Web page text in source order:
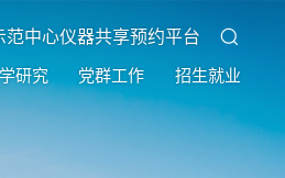
范中心仪器共享预约平台
研究 党群工作 招生就业